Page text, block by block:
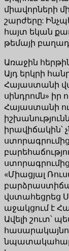
միավորների
շարժերը:
հայտ եկան
թեմայի
Առաջին
Այդ երկրի
Հայաստանի
սինդրոմն»
Հայաստանի
իրավիճակին՝
«Միացյալ
վստահեցրեց
աջակցում է
Ավելի շուտ՝